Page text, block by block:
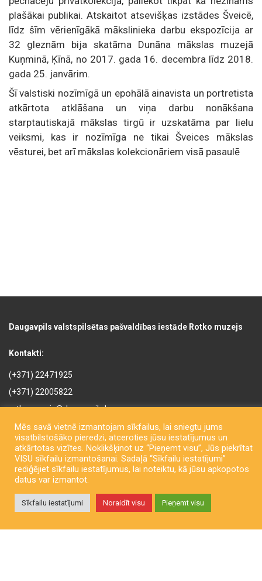
plašākai publikai. Atskaitot atsevišķas izstādes Šveicē,
līdz šīm vērienīgākā mākslinieka darbu ekspozīcija ar
32 gleznām bija skatāma Dunāna mākslas muzejā
Kuņminā, Ķīnā, no 2017. gada 16. decembra līdz 2018.
gada 25. janvārim.
Šī valstiski nozīmīgā un epohālā ainavista un portretista
atkārtota atklāšana un viņa darbu nonākšana
starptautiskajā mākslas tirgū ir uzskatāma par lielu
veiksmi, kas ir nozīmīga ne tikai Šveices mākslas
vēsturei, bet arī mākslas kolekcionāriem visā pasaulē
Daugavpils valstspilsētas pašvaldības iestāde Rotko muzejs
Kontakti:
(+371) 22471925
(+371) 22005822
rotkomuzejs@daugavpils.lv
Mihaila iela 3, Daugavpils,
LV-5401, Latvija
Copyright © Daugavpils City Municipality Institution Rothko Museum
Mēs savā vietnē izmantojam sīkfailus, lai sniegtu jums
visatbilstošāko pieredzi, atceroties jūsu iestatījumus un
atkārtotas vizītes. Noklikšķinot uz “Pieņemt visu”, Jūs piekrītat
VISU sīkfailu izmantošanai. Sadaļā “Sīkfailu iestatījumi”
rediģējiet sīkfailu iestatījumus, lai noteiktu, kā jūsu apkopotos
datus var izmantot.
Sīkfailu iestatījumi Noraidīt visu Pieņemt visu